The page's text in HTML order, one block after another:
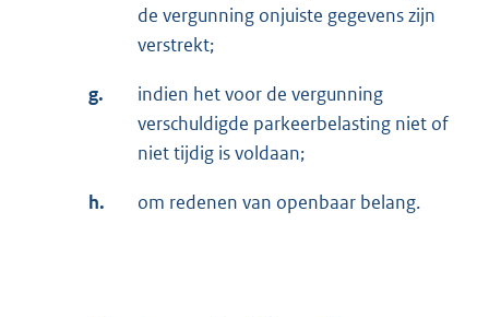
de vergunning onjuiste gegevens zijn
verstrekt;
g.
indien het voor de vergunning
verschuldigde parkeerbelasting niet of
niet tijdig is voldaan;
h. om redenen van openbaar belang.